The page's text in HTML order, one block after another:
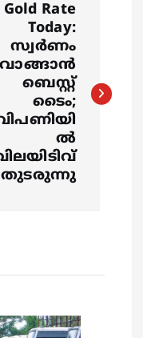
Gold Rate
Today:
സ്വർണം
വാങ്ങാൻ
ബെസ്റ്റ്
ടൈം;
ൽ
തുടരുന്നു